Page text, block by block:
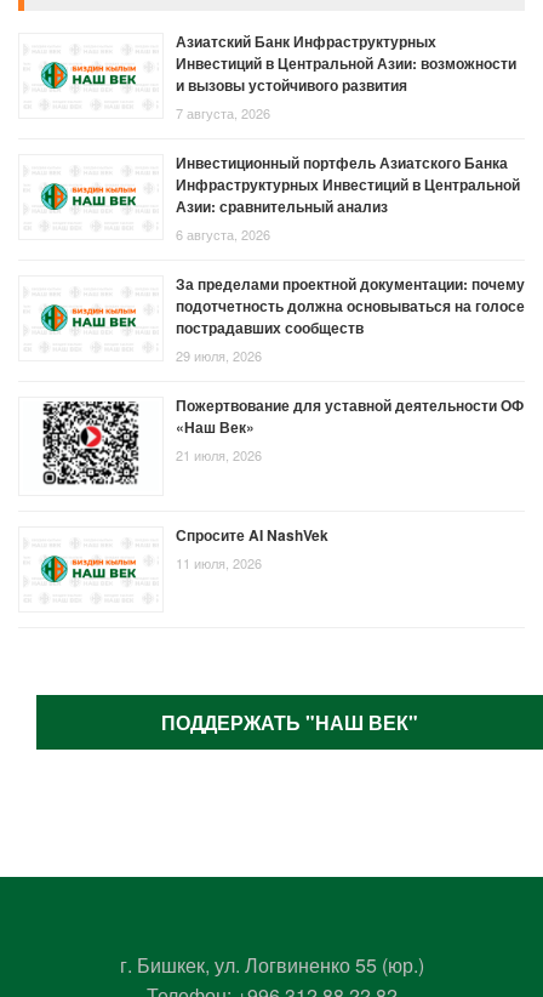
Азиатский Банк Инфраструктурных
Инвестиций в Центральной Азии: возможности
и вызовы устойчивого развития
7 августа, 2026
Инвестиционный портфель Азиатского Банка
Инфраструктурных Инвестиций в Центральной
Азии: сравнительный анализ
6 августа, 2026
За пределами проектной документации: почему
подотчетность должна основываться на голосе
пострадавших сообществ
29 июля, 2026
Пожертвование для уставной деятельности ОФ
«Наш Век»
21 июля, 2026
Спросите AI NashVek
11 июля, 2026
ПОДДЕРЖАТЬ "НАШ ВЕК"
г. Бишкек, ул. Логвиненко 55 (юр.)